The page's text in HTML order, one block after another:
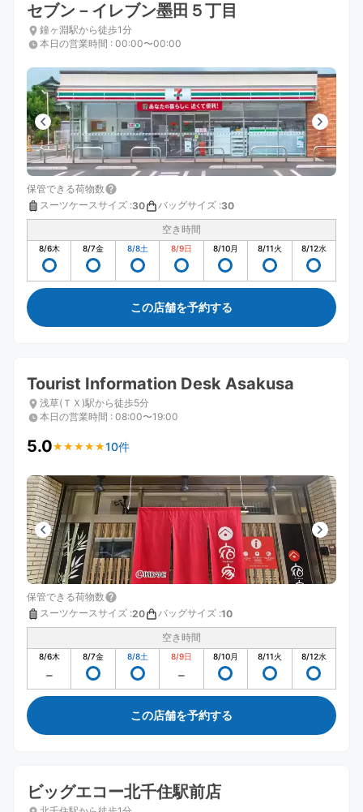
セブン－イレブン墨田５丁目
鐘ヶ淵駅から徒歩1分
本日の営業時間 : 00:00〜00:00
保管できる荷物数
スーツケースサイズ :30 バッグサイズ :30
空き時間
8/6木 8/7金 8/8土 8/9日 8/10月 8/11火 8/12水
この店舗を予約する
Tourist Information Desk Asakusa
浅草(ＴＸ)駅から徒歩5分
本日の営業時間 : 08:00〜19:00
5.0★ ★ ★ ★ ★
★ ★ ★ ★ ★10件
保管できる荷物数
スーツケースサイズ :20 バッグサイズ :10
空き時間
8/6木 8/7金 8/8土 8/9日 8/10月 8/11火 8/12水
この店舗を予約する
ビッグエコー北千住駅前店